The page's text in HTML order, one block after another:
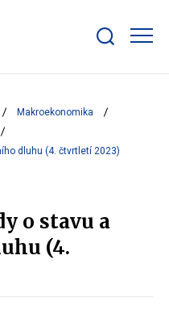
bar
Makroekonomika
dluhu (4. čtvrtletí 2023)
o stavu a
(4.